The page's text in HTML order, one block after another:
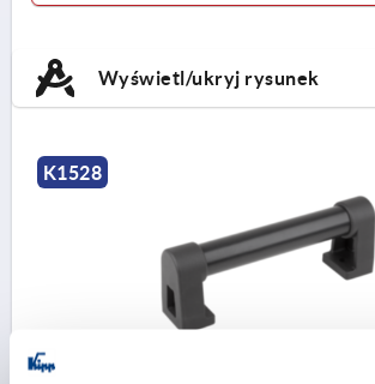
Wyświetl/ukryj rysunek
K1528
UCHWYT RUROWY A=180, L=230,